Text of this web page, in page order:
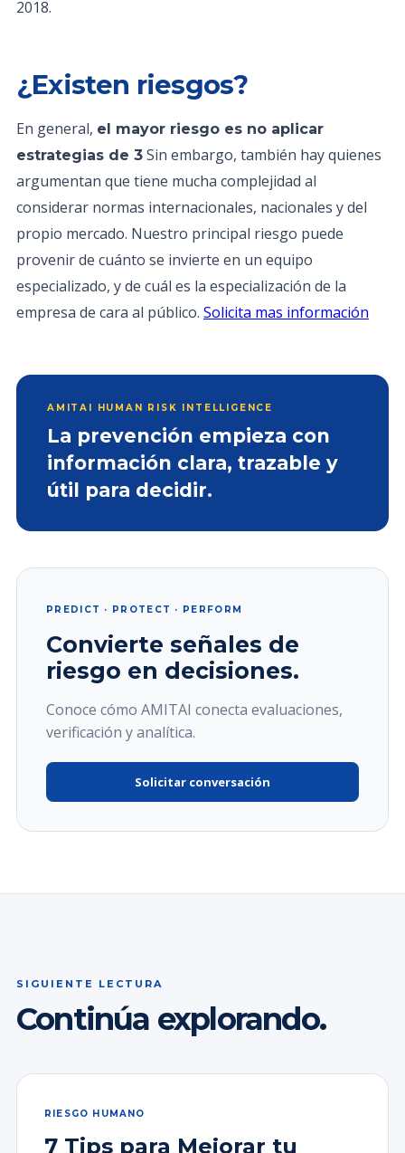
2018.
¿Existen riesgos?
En general, el mayor riesgo es no aplicar
estrategias de 3 Sin embargo, también hay quienes
argumentan que tiene mucha complejidad al
considerar normas internacionales, nacionales y del
propio mercado. Nuestro principal riesgo puede
provenir de cuánto se invierte en un equipo
especializado, y de cuál es la especialización de la
empresa de cara al público. Solicita mas información
AMITAI HUMAN RISK INTELLIGENCE
La prevención empieza con
información clara, trazable y
útil para decidir.
PREDICT · PROTECT · PERFORM
Convierte señales de
riesgo en decisiones.
Conoce cómo AMITAI conecta evaluaciones,
verificación y analítica.
Solicitar conversación
SIGUIENTE LECTURA
Continúa explorando.
RIESGO HUMANO
7 Tips para Mejorar tu